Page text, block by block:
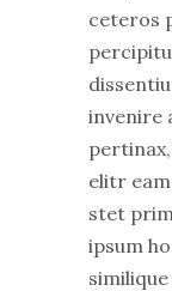
ceteros
invenire
elitr
stet
ipsum